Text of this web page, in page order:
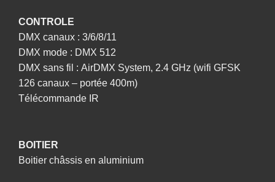
CONTROLE
DMX canaux : 3/6/8/11
DMX mode : DMX 512
DMX sans fil : AirDMX System, 2.4 GHz (wifi GFSK
126 canaux – portée 400m)
Télécommande IR
BOITIER
Boitier châssis en aluminium